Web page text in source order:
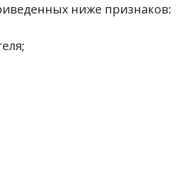
ниже признаков: